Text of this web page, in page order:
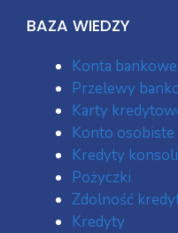
BAZA WIEDZY
Konta bankowe
Przelewy
Karty
Konto osobiste
Kredyty
Pożyczki
Zdolność
Kredyty